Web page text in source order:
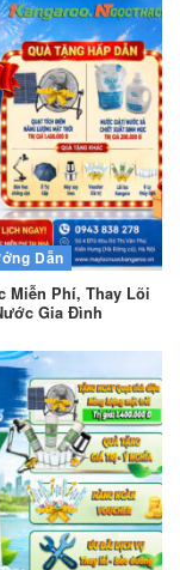
Dẫn
Miễn Phí, Thay Lõi
Gia Đình